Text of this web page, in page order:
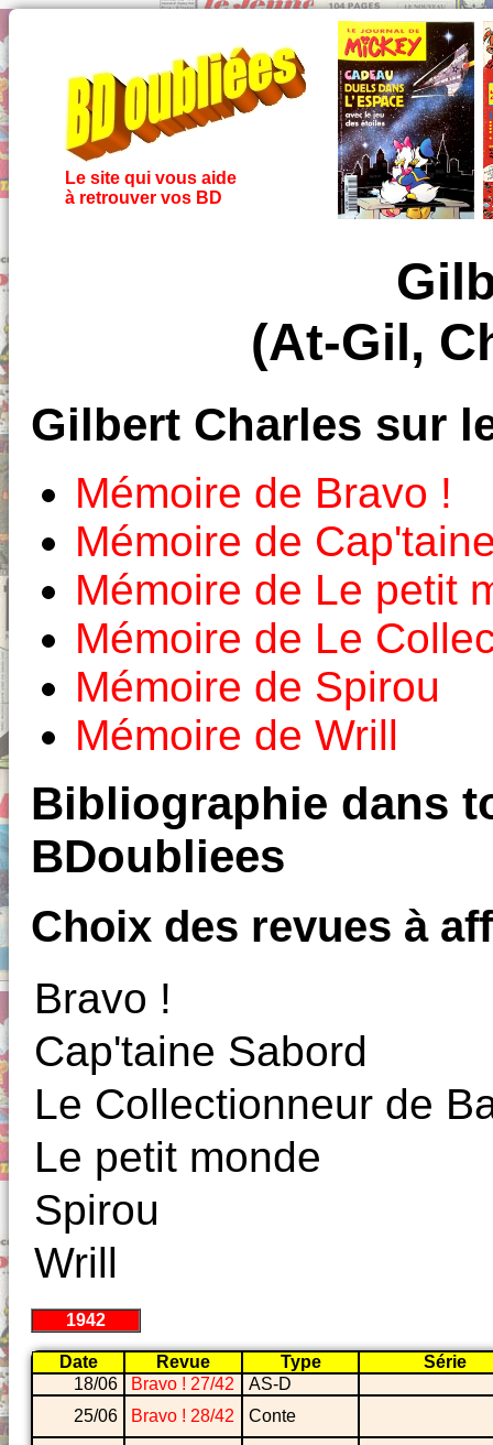
Le site qui vous aide
à retrouver vos BD
(At-Gil,
Gilbert Charles sur
Mémoire de Bravo !
Mémoire de
Mémoire de Le petit
Mémoire de Le
Mémoire de Spirou
Mémoire de Wrill
Bibliographie dans
BDoubliees
Choix des revues à
Bravo !
Cap'taine Sabord
Le Collectionneur de
Le petit monde
Spirou
Wrill
1942
Date Revue Type
Série
18/06
Bravo ! 27/42
AS-D
25/06
Bravo ! 28/42 Conte